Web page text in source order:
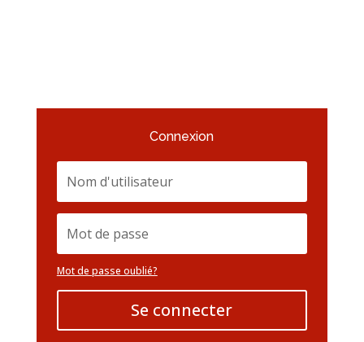
Connexion
Mot de passe oublié?
Se connecter